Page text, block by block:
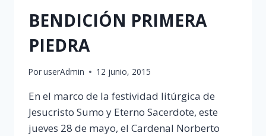
BENDICIÓN PRIMERA
PIEDRA
PoruserAdmin 12 junio, 2015
En el marco de la festividad litúrgica de
Jesucristo Sumo y Eterno Sacerdote, este
jueves 28 de mayo, el Cardenal Norberto